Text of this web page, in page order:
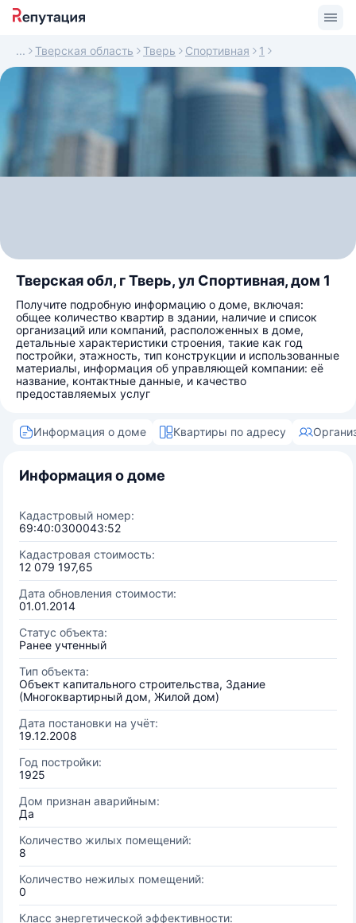
Тверская область Тверь Спортивная 1
Тверская обл, г Тверь, ул Спортивная, дом 1
Получите подробную информацию о доме, включая:
общее количество квартир в здании, наличие и список
организаций или компаний, расположенных в доме,
детальные характеристики строения, такие как год
постройки, этажность, тип конструкции и использованные
материалы, информация об управляющей компании: её
название, контактные данные, и качество
предоставляемых услуг
Информация о доме Квартиры по адресу
Информация о доме
Кадастровый номер:
69:40:0300043:52
Кадастровая стоимость:
12 079 197,65
Дата обновления стоимости:
01.01.2014
Статус объекта:
Ранее учтенный
Тип объекта:
Объект капитального строительства, Здание
(Многоквартирный дом, Жилой дом)
Дата постановки на учёт:
19.12.2008
Год постройки:
1925
Дом признан аварийным:
Да
Количество жилых помещений:
8
Количество нежилых помещений:
0
Класс энергетической эффективности: